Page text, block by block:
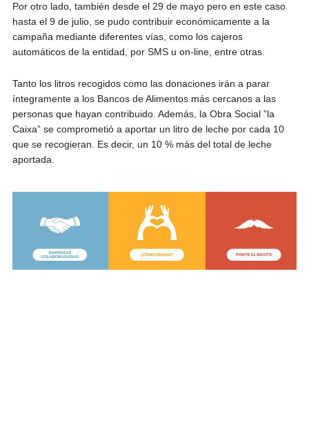
Por otro lado, también desde el 29 de mayo pero en este caso
hasta el 9 de julio, se pudo contribuir económicamente a la
campaña mediante diferentes vías, como los cajeros
automáticos de la entidad, por SMS u on-line, entre otras.
Tanto los litros recogidos como las donaciones irán a parar
íntegramente a los Bancos de Alimentos más cercanos a las
personas que hayan contribuido. Además, la Obra Social ”la
Caixa” se comprometió a aportar un litro de leche por cada 10
que se recogieran. Es decir, un 10 % más del total de leche
aportada.